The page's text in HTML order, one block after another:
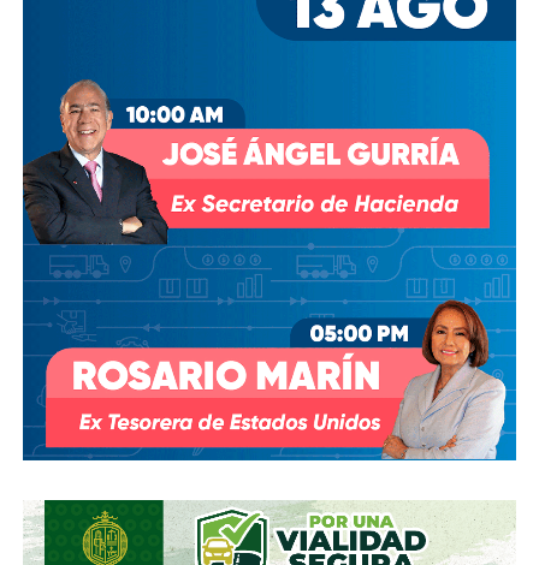
. Ganaron 2-1. En un solo día, el ‘Pelusa’ se
despachó dos de los tantos más icónicos en la
historia del futbol
más que el pase a Semifinales.
En su autobiografía, Maradona lo escribió sin tapujos:
“Aunque habíamos dicho antes del partido que el fútbol no
tenía nada que ver con la guerra de las Malvinas, sabíamos
que habían matado a muchos chicos argentinos ahí.Los
mataron como pajaritos. Y eso era la revancha”.
Roberto Perfumo, ex jugador argentino, fue más claro
todavía: “En 1986, ganarle a Inglaterra era suficiente.
Ganar el Mundial era secundario para nosotros.
Ganarle a Inglaterra era nuestro verdadero objetivo.”
La herida no se cerró en 1986, pero tampoco en 1998,
Final del Mundial de Francia. Un primer tiempo trepidante
que acabó 2 por 2 tras un golazo deMichael Oweny un